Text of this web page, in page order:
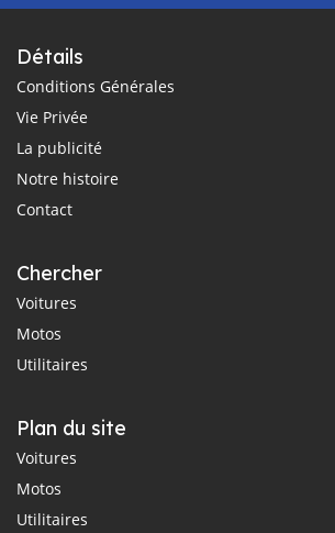
Détails
Conditions Générales
Vie Privée
La publicité
Notre histoire
Contact
Chercher
Voitures
Motos
Utilitaires
Plan du site
Voitures
Motos
Utilitaires